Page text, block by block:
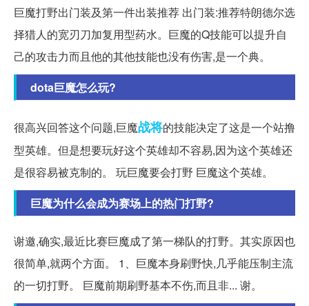
巨魔打野出门装及第一件出装推荐 出门装:推荐特朗德尔选
择猎人的宽刃刀加复用型药水。巨魔的Q技能可以提升自
己的攻击力而且他的其他技能也没有伤害,是一个典。
dota巨魔怎么玩?
很高兴回答这个问题,巨魔战将的技能决定了这是一个站撸
型英雄。但是想要玩好这个英雄却不容易,因为这个英雄还
是很容易被克制的。 玩巨魔要会打野 巨魔这个英雄。
巨魔为什么会成为赛场上的热门打野?
谢邀,确实,最近比赛巨魔成了第一梯队的打野。其实原因也
很简单,就两个方面。 1、巨魔本身刷野快,几乎能压制主流
的一切打野。 巨魔前期刷野基本不伤,而且非... 谢。